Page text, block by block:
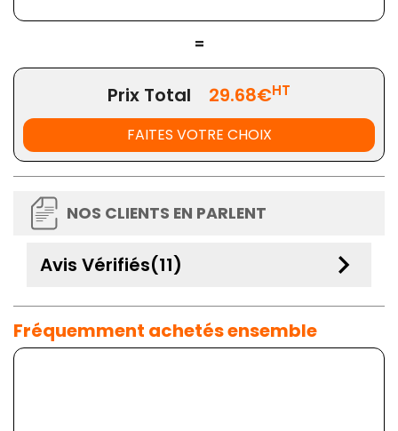
=
Prix Total 29.68€HT
FAITES VOTRE CHOIX
NOS CLIENTS EN PARLENT
Avis Vérifiés(11) keyboard_arrow_down
Fréquemment achetés ensemble